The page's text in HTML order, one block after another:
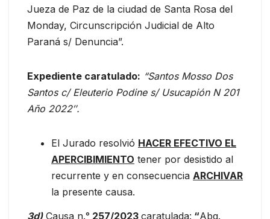
Jueza de Paz de la ciudad de Santa Rosa del
Monday, Circunscripción Judicial de Alto
Paraná s/ Denuncia”.
Expediente caratulado: “Santos Mosso Dos
Santos c/ Eleuterio Podine s/ Usucapión N 201
Año 2022″.
El Jurado resolvió HACER EFECTIVO EL
APERCIBIMIENTO tener por desistido al
recurrente y en consecuencia ARCHIVAR
la presente causa.
3d)Causa n.° 257/2023 caratulada: “Abg.